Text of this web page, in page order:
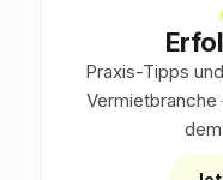
Praxis-Tipps
Vermietbranche